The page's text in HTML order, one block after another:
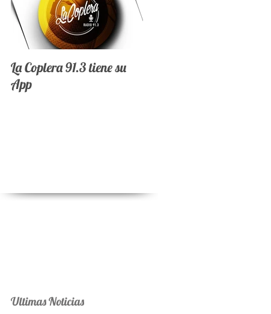
La Coplera 91.3 tiene su
App
Ultimas Noticias